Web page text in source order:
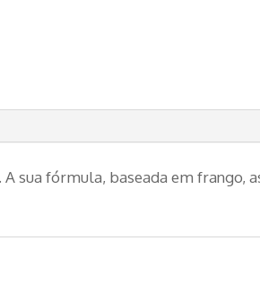
sua fórmula, baseada em frango,